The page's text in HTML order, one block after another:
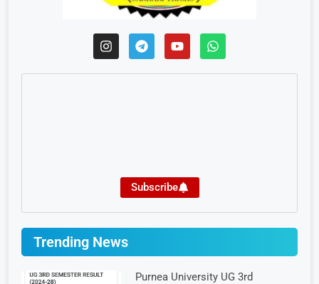
Subscribe
Trending News
Purnea University UG 3rd